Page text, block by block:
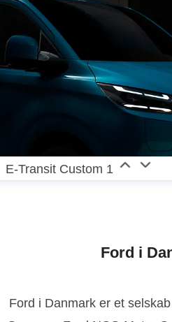
E-Transit Custom 1
Ford i
Ford i Danmark er et